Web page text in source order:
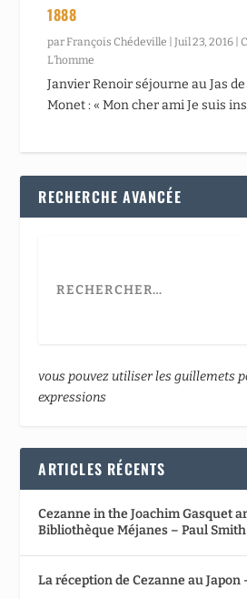
1888
parFrançois Chédeville |Juil 23, 2016 |
L’homme
Janvier Renoir séjourne au Jas
Monet : « Mon cher ami Je suis
RECHERCHE AVANCÉE
vous pouvez utiliser les guillemets
expressions
ARTICLES RÉCENTS
Cezanne in the Joachim Gasquet
Bibliothèque Méjanes – Paul Smith
La réception de Cezanne au Japon